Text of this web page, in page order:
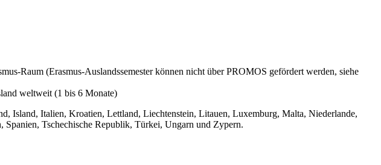
Raum (Erasmus-Auslandssemester können nicht über PROMOS gefördert werden, siehe
weltweit (1 bis 6 Monate)
Island, Italien, Kroatien, Lettland, Liechtenstein, Litauen, Luxemburg, Malta, Niederlande,
Tschechische Republik, Türkei, Ungarn und Zypern.